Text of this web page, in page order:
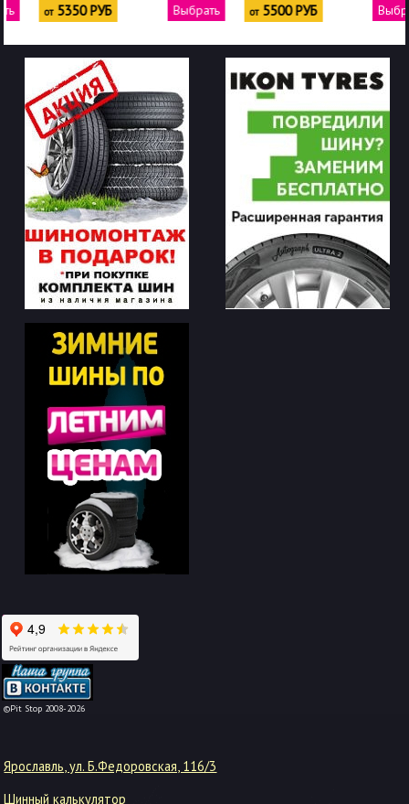
Выбрать от Выбрать от
©Pit Stop 2008-2026
-->
Ярославль, ул. Б.Федоровская, 116/3
Шинный калькулятор